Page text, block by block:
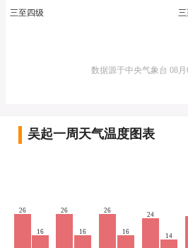
三至四级
三
数据源于中央气象台 08
吴起一周天气温度图表
26
16
26
16
26
16
24
14